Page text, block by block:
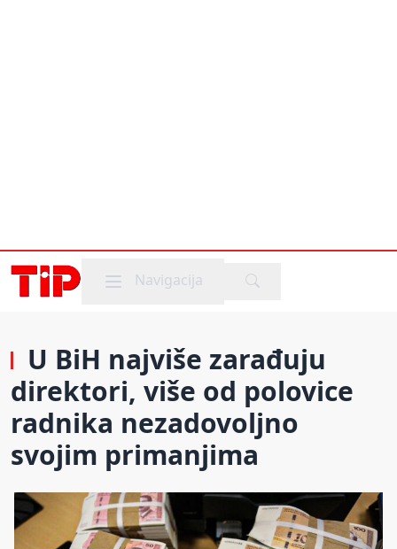
Mobile menu
Navigacija
U BiH najviše zarađuju
direktori, više od polovice
radnika nezadovoljno
svojim primanjima